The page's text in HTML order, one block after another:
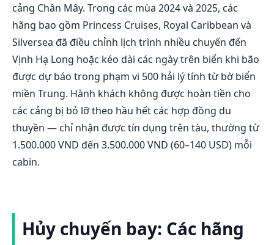
cảng Chân Mây. Trong các mùa 2024 và 2025, các
hãng bao gồm Princess Cruises, Royal Caribbean và
Silversea đã điều chỉnh lịch trình nhiều chuyến đến
Vịnh Hạ Long hoặc kéo dài các ngày trên biển khi bão
được dự báo trong phạm vi 500 hải lý tính từ bờ biển
miền Trung. Hành khách không được hoàn tiền cho
các cảng bị bỏ lỡ theo hầu hết các hợp đồng du
thuyền — chỉ nhận được tín dụng trên tàu, thường từ
1.500.000 VND đến 3.500.000 VND (60–140 USD) mỗi
cabin.
Hủy chuyến bay: Các hãng